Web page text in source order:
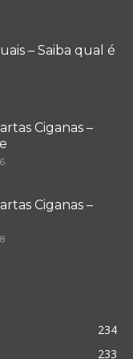
– Saiba qual é
Ciganas –
Ciganas –
234
233